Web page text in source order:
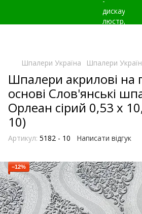
Шпалери Україна Шпалери
Шпалери акрилові на
основі Слов'янські
Орлеан сірий 0,53 х
10)
Артикул: 5182 - 10 Написати відгук
−12%